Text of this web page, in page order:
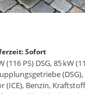
Sofort
(116 PS) DSG, 85 kW
(ICE), Benzin,